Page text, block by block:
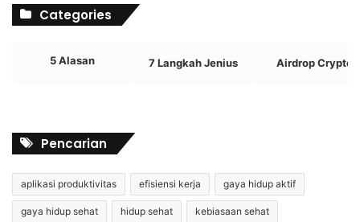
Categories
5 Alasan 7 Langkah Jenius Airdrop Crypto
Pencarian
aplikasi produktivitas efisiensi kerja gaya hidup aktif
gaya hidup sehat hidup sehat kebiasaan sehat